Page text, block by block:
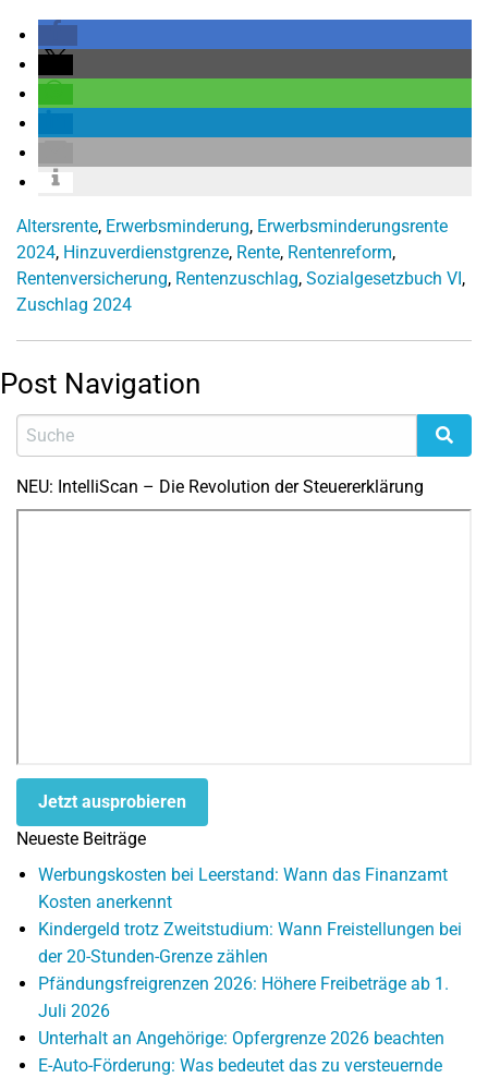
Altersrente, Erwerbsminderung, Erwerbsminderungsrente
2024, Hinzuverdienstgrenze, Rente, Rentenreform,
Rentenversicherung, Rentenzuschlag, Sozialgesetzbuch VI,
Zuschlag 2024
Post Navigation
NEU: IntelliScan – Die Revolution der Steuererklärung
Jetzt ausprobieren
Neueste Beiträge
Werbungskosten bei Leerstand: Wann das Finanzamt
Kosten anerkennt
Kindergeld trotz Zweitstudium: Wann Freistellungen bei
der 20-Stunden-Grenze zählen
Pfändungsfreigrenzen 2026: Höhere Freibeträge ab 1.
Juli 2026
Unterhalt an Angehörige: Opfergrenze 2026 beachten
E-Auto-Förderung: Was bedeutet das zu versteuernde